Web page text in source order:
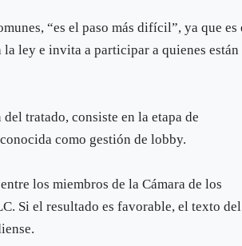
“es el paso más difícil”, ya que es
ley e invita a participar a quienes están
tratado, consiste en la etapa de
como gestión de lobby.
los miembros de la Cámara de los
Si el resultado es favorable, el texto del